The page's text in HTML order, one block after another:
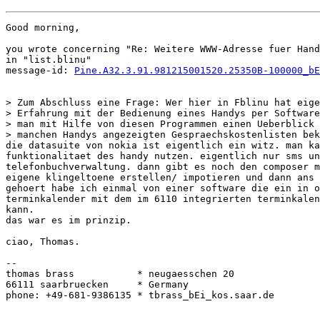
Good morning,
you wrote concerning "Re: Weitere WWW-Adresse fuer
in "list.blinu"
message-id: Pine.A32.3.91.981215001520.25350B-
> Zum Abschluss eine Frage: Wer hier in Fblinu hat
> Erfahrung mit der Bedienung eines Handys per Software
> man mit Hilfe von diesen Programmen einen
> manchen Handys angezeigten Gespraechskostenlisten
die datasuite von nokia ist eigentlich ein witz. man
funktionalitaet des handy nutzen. eigentlich nur sms
telefonbuchverwaltung. dann gibt es noch den composer
eigene klingeltoene erstellen/ impotieren und dann ans
gehoert habe ich einmal von einer software die ein in
terminkalender mit dem im 6110 integrierten
kann.
das war es im prinzip.
ciao, Thomas.
--
thomas brass           * neugaesschen 20
66111 saarbruecken     * Germany
phone: +49-681-9386135 * tbrass_bEi_kos.saar.de